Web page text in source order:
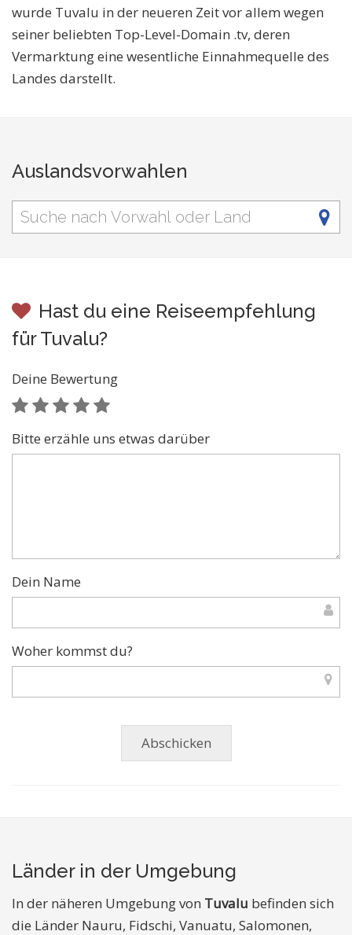
wurde Tuvalu in der neueren Zeit vor allem wegen
seiner beliebten Top-Level-Domain .tv, deren
Vermarktung eine wesentliche Einnahmequelle des
Landes darstellt.
Auslandsvorwahlen
Hast du eine Reiseempfehlung
für Tuvalu?
Deine Bewertung
Bitte erzähle uns etwas darüber
Dein Name
Woher kommst du?
Länder in der Umgebung
In der näheren Umgebung von Tuvalu befinden sich
die Länder Nauru, Fidschi, Vanuatu, Salomonen,